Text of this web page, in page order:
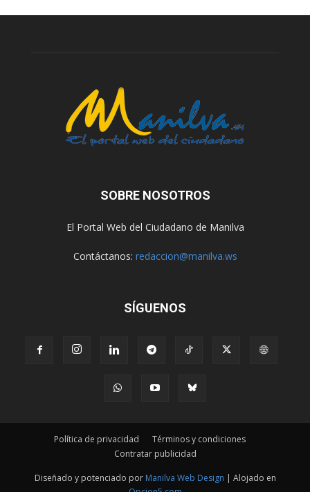
SOBRE NOSOTROS
El Portal Web del Ciudadano de Manilva
Contáctanos: redaccion@manilva.ws
SÍGUENOS
Política de privacidad
Términos y condiciones
Contratar publicidad
Diseñado y potenciado por Manilva Web Design | Alojado en